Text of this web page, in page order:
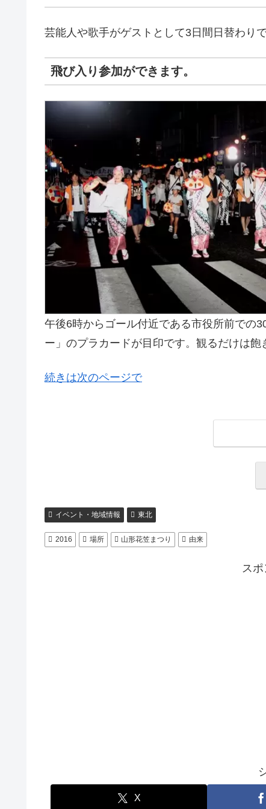
芸能人や歌手がゲストとして3日間日替わり
飛び入り参加ができます。
午後6時からゴール付近である市役所前での
ー」のプラカードが目印です。観るだけは飽
続きは次のページで
イベント・地域情報 東北
2016 場所 山形花笠まつり 由来
スポ
X